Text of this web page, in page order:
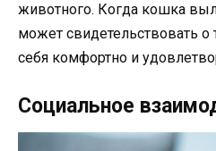
животного. Когда кошка
может свидетельствовать о
себя комфортно и
Социальное